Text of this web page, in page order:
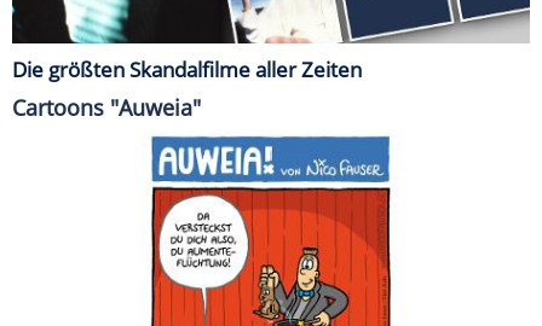
Die größten Skandalfilme aller Zeiten
Cartoons "Auweia"